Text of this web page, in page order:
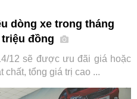
dòng xe trong tháng
triệu đồng
12 sẽ được ưu đãi giá hoặc
chất, tổng giá trị cao ...